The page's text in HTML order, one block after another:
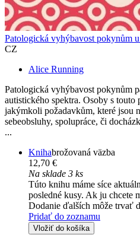
Patologická vyhýbavost pokynům
CZ
Alice Running
Patologická vyhýbavost pokynům
autistického spektra. Osoby s touto
jakýmkoli požadavkům, které jsou
sebeobsluhy, spolupráce, či
...
Knihabrožovaná väzba
12,70 €
Na sklade 3 ks
Túto knihu máme síce
posledné kusy. Ak ju chcete
Dodanie ďalších môže trvať
Pridať do zoznamu
Vložiť do košíka